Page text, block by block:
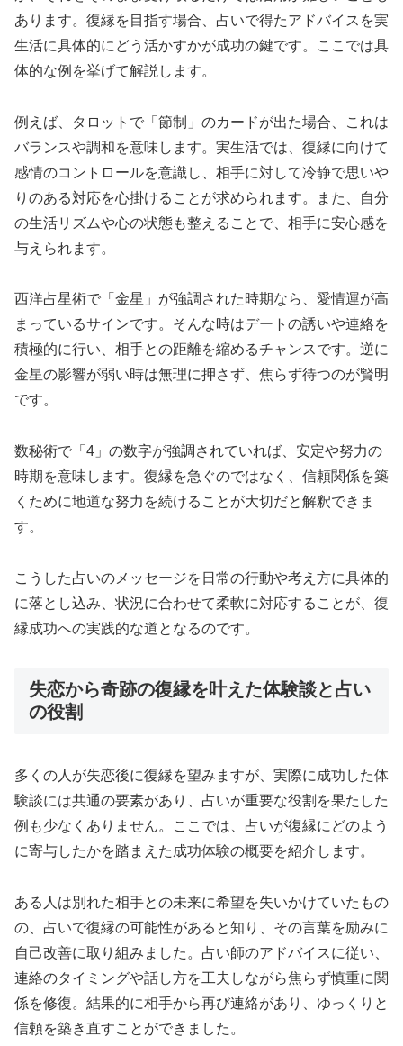
あります。復縁を目指す場合、占いで得たアドバイスを実
生活に具体的にどう活かすかが成功の鍵です。ここでは具
体的な例を挙げて解説します。
例えば、タロットで「節制」のカードが出た場合、これは
バランスや調和を意味します。実生活では、復縁に向けて
感情のコントロールを意識し、相手に対して冷静で思いや
りのある対応を心掛けることが求められます。また、自分
の生活リズムや心の状態も整えることで、相手に安心感を
与えられます。
西洋占星術で「金星」が強調された時期なら、愛情運が高
まっているサインです。そんな時はデートの誘いや連絡を
積極的に行い、相手との距離を縮めるチャンスです。逆に
金星の影響が弱い時は無理に押さず、焦らず待つのが賢明
です。
数秘術で「4」の数字が強調されていれば、安定や努力の
時期を意味します。復縁を急ぐのではなく、信頼関係を築
くために地道な努力を続けることが大切だと解釈できま
す。
こうした占いのメッセージを日常の行動や考え方に具体的
に落とし込み、状況に合わせて柔軟に対応することが、復
縁成功への実践的な道となるのです。
失恋から奇跡の復縁を叶えた体験談と占い
の役割
多くの人が失恋後に復縁を望みますが、実際に成功した体
験談には共通の要素があり、占いが重要な役割を果たした
例も少なくありません。ここでは、占いが復縁にどのよう
に寄与したかを踏まえた成功体験の概要を紹介します。
ある人は別れた相手との未来に希望を失いかけていたもの
の、占いで復縁の可能性があると知り、その言葉を励みに
自己改善に取り組みました。占い師のアドバイスに従い、
連絡のタイミングや話し方を工夫しながら焦らず慎重に関
係を修復。結果的に相手から再び連絡があり、ゆっくりと
信頼を築き直すことができました。